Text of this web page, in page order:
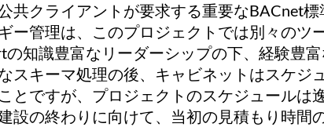
共クライアントが要求する重要なBACnet
ー管理は、このプロジェクトでは別々のツ
の知識豊富なリーダーシップの下、経験豊
スキーマ処理の後、キャビネットはスケジ
とですが、プロジェクトのスケジュールは
設の終わりに向けて、当初の見積もり時間